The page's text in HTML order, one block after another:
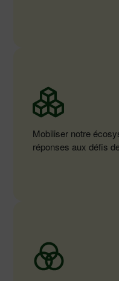
Mobiliser notre
réponses aux défis